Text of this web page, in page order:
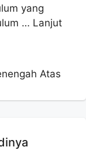
yang
… Lanjut
Atas